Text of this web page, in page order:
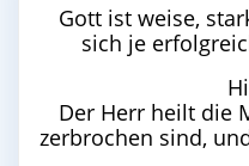
Gott ist weise,
sich je
Der Herr heilt die
zerbrochen sind,